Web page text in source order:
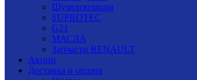
Шумоизоляция
SUPROTEC
G21
МАСЛА
Запчасти RENAULT
Акции
Доставка и оплата